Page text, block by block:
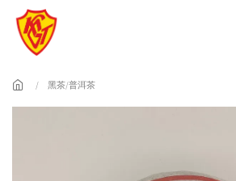
Skip to main content
黑茶/普洱茶